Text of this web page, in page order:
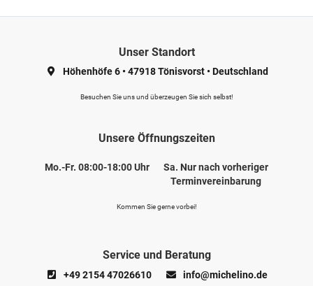
Unser Standort
Höhenhöfe 6 •47918 Tönisvorst •Deutschland
Besuchen Sie uns und überzeugen Sie sich selbst!
Unsere Öffnungszeiten
Mo.-Fr. 08:00-18:00 Uhr
Sa. Nur nach vorheriger
Terminvereinbarung
Kommen Sie gerne vorbei!
Service und Beratung
+49 2154 47026610 info@michelino.de